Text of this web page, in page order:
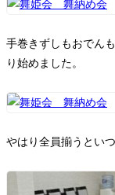
手巻きずしもおでん
り始めました。
やはり全員揃うとい